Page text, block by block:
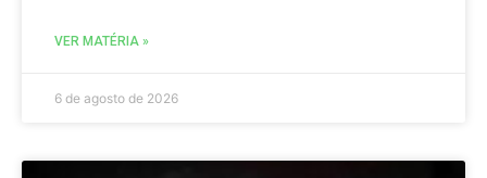
VER MATÉRIA »
6 de agosto de 2026